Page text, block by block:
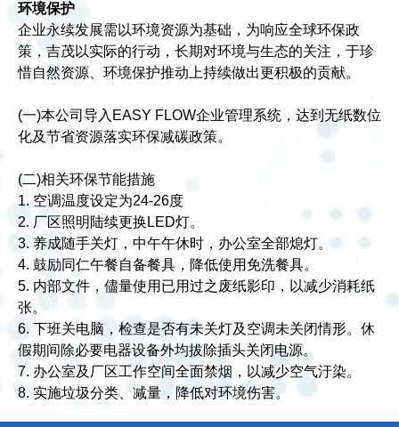
环境保护
企业永续发展需以环境资源为基础，为响应全球环保政
策，吉茂以实际的行动，长期对环境与生态的关注，于珍
惜自然资源、环境保护推动上持续做出更积极的贡献。
(一)本公司导入EASY FLOW企业管理系统，达到无纸数位
化及节省资源落实环保减碳政策。
(二)相关环保节能措施
1. 空调温度设定为24-26度
2. 厂区照明陆续更换LED灯。
3. 养成随手关灯，中午午休时，办公室全部熄灯。
4. 鼓励同仁午餐自备餐具，降低使用免洗餐具。
5. 内部文件，儘量使用已用过之废纸影印，以减少消耗纸
张。
6. 下班关电脑，检查是否有未关灯及空调未关闭情形。休
假期间除必要电器设备外均拔除插头关闭电源。
7. 办公室及厂区工作空间全面禁烟，以减少空气汙染。
8. 实施垃圾分类、减量，降低对环境伤害。